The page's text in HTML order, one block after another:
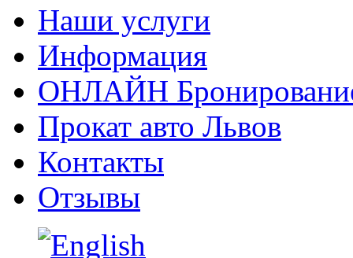
Наши услуги
Информация
ОНЛАЙН
Прокат авто Львов
Контакты
Отзывы